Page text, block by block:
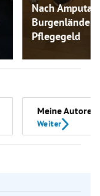
Nach
Burgenländer
Pflegegeld
Meine Autoren
Weiter